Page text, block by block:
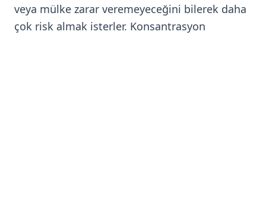
veya mülke zarar veremeyeceğini bilerek daha
çok risk almak isterler. Konsantrasyon